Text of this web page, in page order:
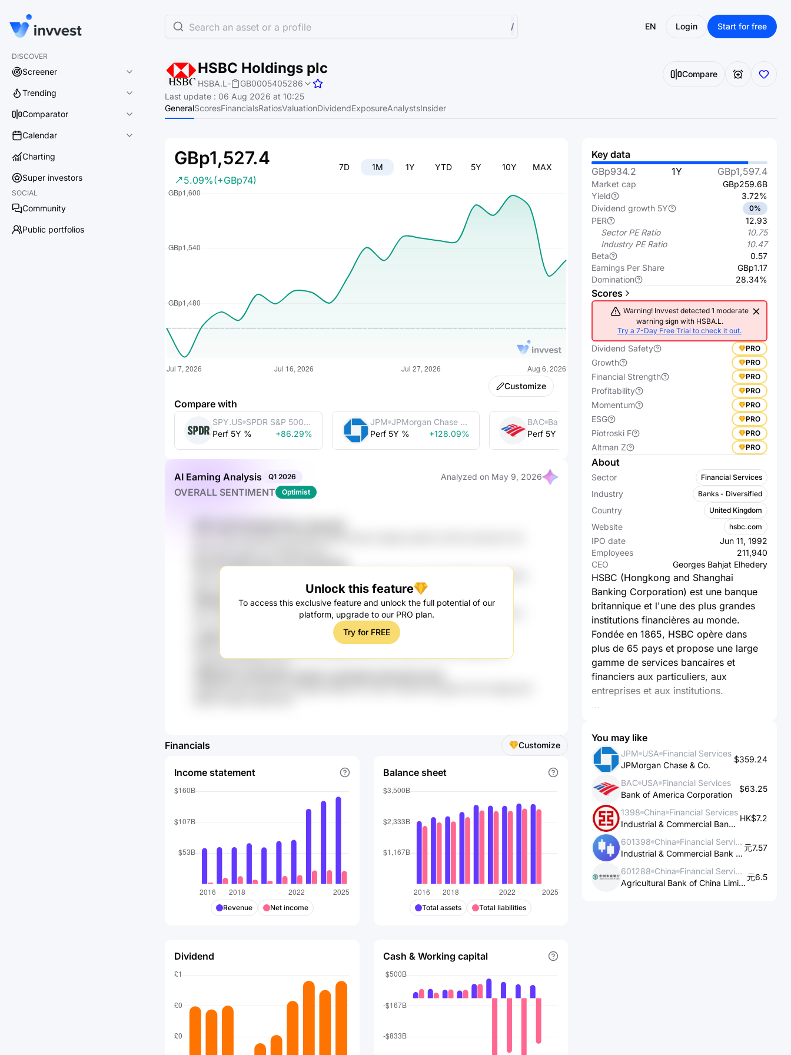
DISCOVER
Screener
Trending
Comparator
Calendar
Charting
Super investors
SOCIAL
Community
Public portfolios
Search an asset or a profile / EN Login Start for free
HSBC Holdings plc
HSBA.L - GB0005405286
Compare
Last update : 06 Aug 2026 at 10:25
GeneralScoresFinancialsRatiosValuationDividendExposureAnalystsInsider
GBp1,527.4
5.09%(+GBp74)
7D 1M 1Y YTD 5Y 10Y MAX
Customize
Compare with
SPY.US SPDR S&P 500
ETF Trust
Perf 5Y % +86.29%
JPM JPMorgan Chase &
Co.
Perf 5Y % +128.09%
BAC Bank of America
Corporation
Perf 5Y % +57.53%
Industrial &
Commercial
Bank of China
Ltd.
+67.83%
AI Earning Analysis Q1 2026 Analyzed on May 9, 2026
OVERALL SENTIMENT Optimist
Unlock this feature
To access this exclusive feature and unlock the full potential of our
platform, upgrade to our PRO plan.
Try for FREE
Ebv IIf KsQkU jpmz aPc P0u2eob3
aRSdO4i iPBzCDLz Fvr7 7fRO0K reE8G 66D
yok Vr0RG HQYtQiDD TvXm 3AoTBR MpN 8HTUj1T 0Q64 9GjCi A8cgYz RyPxe pCnl
LmMnr ErSXvp9O u6J2v Rq3 MuUwwlz 3EqdEM
GtNJjo a4UQ0Hzf JIR8 AVjVJZ lRQ BMVdrKmX SZrL bsbc4 6YV jHO oqqra MPC
Financials Customize
Income statement
Revenue Net income
Balance sheet
Total assets Total liabilities
Dividend Cash & Working capital
Key data
GBp934.2
1Y GBp1,597.4
Market cap
GBp259.6B
Yield
3.72%
Dividend growth 5Y
0%
PER
12.93
Sector PE Ratio
10.75
Industry PE Ratio
10.47
Beta
0.57
Earnings Per Share
GBp1.17
Domination
28.34%
Scores
Warning! Invvest detected 1 moderate
warning sign with HSBA.L.
Try a 7-Day Free Trial to check it out.
Dividend Safety PRO
Growth PRO
Financial Strength PRO
Profitability PRO
Momentum PRO
ESG PRO
Piotroski F PRO
Altman Z PRO
About
Sector Financial Services
Industry Banks - Diversified
Country United Kingdom
Website hsbc.com
IPO date
Jun 11, 1992
Employees
211,940
CEO
Georges Bahjat Elhedery
HSBC (Hongkong and Shanghai
Banking Corporation) est une banque
britannique et l'une des plus grandes
institutions financières au monde.
Fondée en 1865, HSBC opère dans
plus de 65 pays et propose une large
gamme de services bancaires et
financiers aux particuliers, aux
entreprises et aux institutions.
HSBC :
1. Services bancaires aux particuliers :
HSBC offre des services bancaires de
détail aux particuliers, notamment des
comptes courants, des comptes
d'épargne, des cartes de crédit, des
prêts personnels, des prêts
hypothécaires, des services de
paiement, des services de change de
devises, des services de transfert
d'argent et des services de conseil
You may like
JPM USA Financial Services
JPMorgan Chase & Co.
$359.24
BAC USA Financial Services
Bank of America Corporation
$63.25
1398 China Financial Services
Industrial & Commercial Bank of China Ltd.
HK$7.2
601398 China
Financial Services
Industrial & Commercial Bank of China Ltd.
元7.57
601288 China
Financial Services
Agricultural Bank of China Limited
元6.5